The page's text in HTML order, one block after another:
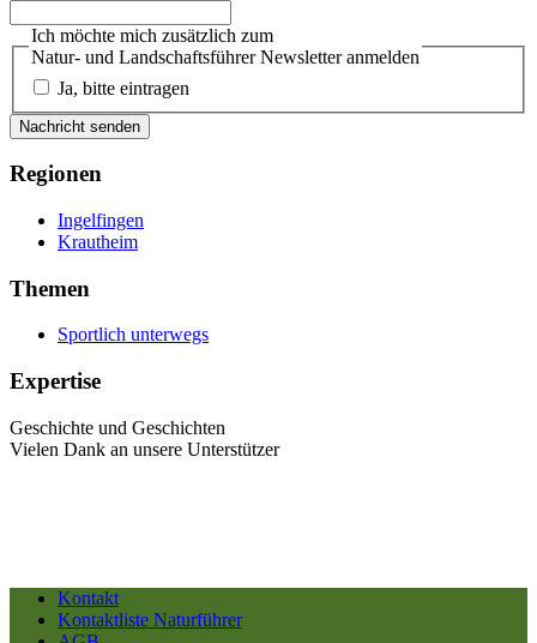
Ich möchte mich zusätzlich zum
Natur- und Landschaftsführer Newsletter anmelden
Ja, bitte eintragen
Nachricht senden
Regionen
Ingelfingen
Krautheim
Themen
Sportlich unterwegs
Expertise
Geschichte und Geschichten
Vielen Dank an unsere Unterstützer
Kontakt
Kontaktliste Naturführer